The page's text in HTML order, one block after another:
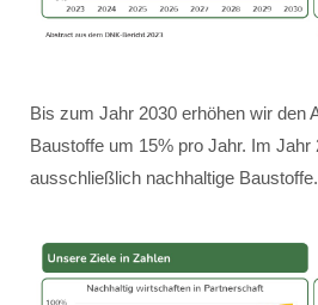
Bis zum Jahr 2030 erhöhen wir den
Baustoffe um 15% pro Jahr. Im Jahr
ausschließlich nachhaltige Baustoffe.